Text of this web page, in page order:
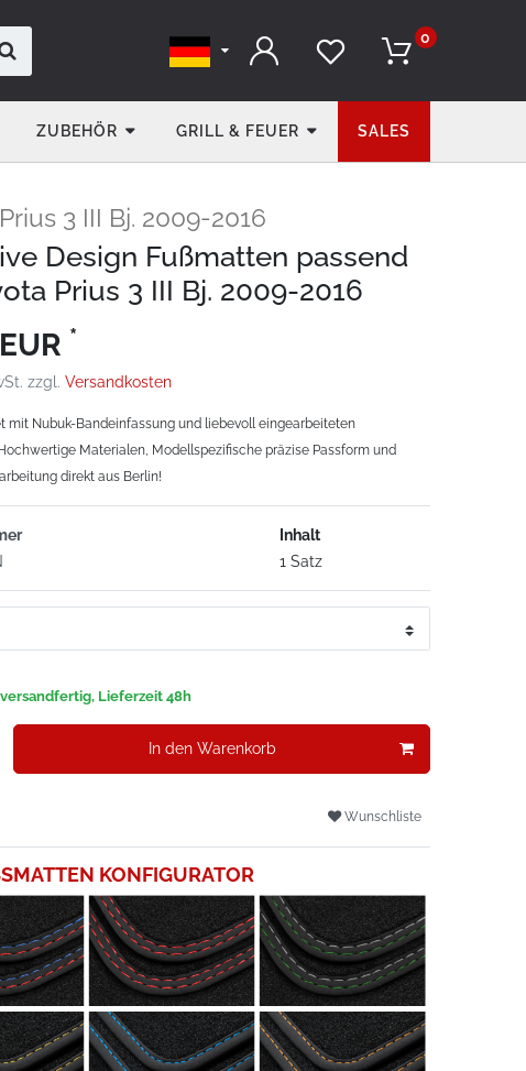
0
ZUBEHÖR GRILL & FEUER SALES
3 III Bj. 2009-2016
Design Fußmatten passend
Prius 3 III Bj. 2009-2016
*
zzgl. Versandkosten
mit Nubuk-Bandeinfassung und liebevoll eingearbeiteten
Materialen, Modellspezifische präzise Passform und
direkt aus Berlin!
Inhalt
1 Satz
Lieferzeit 48h
In den Warenkorb
Wunschliste
KONFIGURATOR